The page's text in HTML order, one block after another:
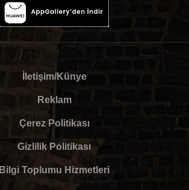
İletişim/Künye
Reklam
Çerez Politikası
Gizlilik Politikası
Bilgi Toplumu Hizmetleri